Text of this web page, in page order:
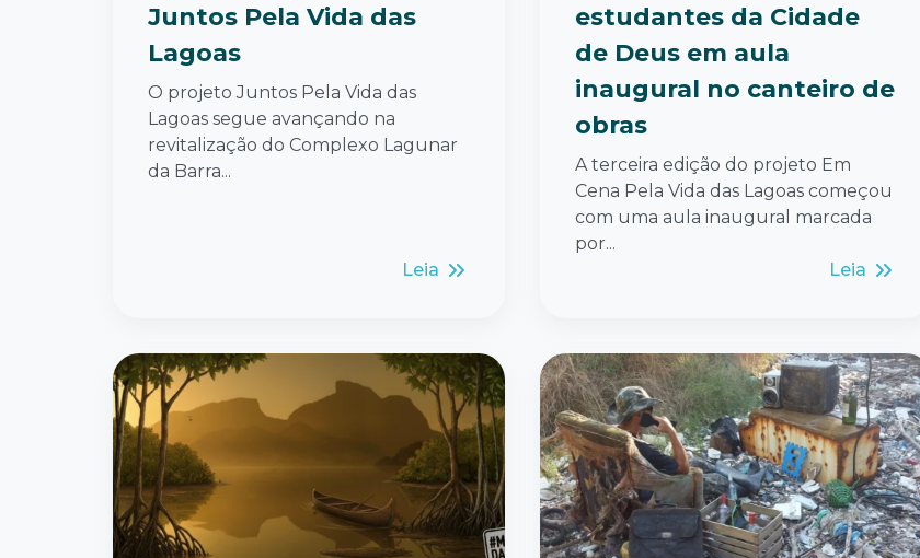
Juntos Pela Vida das
Lagoas
O projeto Juntos Pela Vida das
Lagoas segue avançando na
revitalização do Complexo Lagunar
da Barra...
Leia
estudantes da Cidade
de Deus em aula
inaugural no canteiro de
obras
A terceira edição do projeto Em
Cena Pela Vida das Lagoas começou
com uma aula inaugural marcada
por...
Leia